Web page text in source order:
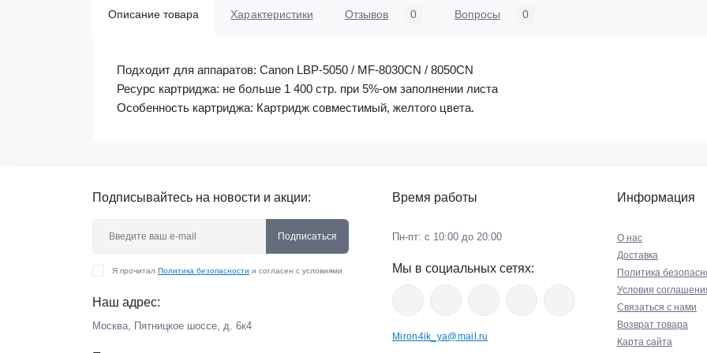
Описание товара Характеристики Отзывов 0 Вопросы 0
Подходит для аппаратов: Canon LBP-5050 / MF-8030CN / 8050CN
Ресурс картриджа: не больше 1 400 стр. при 5%-ом заполнении листа
Особенность картриджа: Картридж совместимый, желтого цвета.
Подписывайтесь на новости и акции:
Подписаться
Я прочитал Политика безопасности и согласен с условиями
Наш адрес:
Москва, Пятницкое шоссе, д. 6к4
Время работы
Пн-пт: с 10:00 до 20:00
Мы в социальных сетях:
Miron4ik_ya@mail.ru
Информация
О нас
Доставка
Политика
Условия
Связаться с нами
Возврат товара
Карта сайта